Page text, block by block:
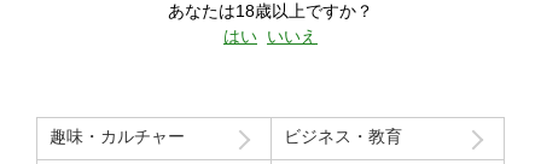
すべての作品から探す
価格の安い順
価格の高い順
あなたは18歳以上ですか？
はい いいえ
趣味・カルチャー ビジネス・教育